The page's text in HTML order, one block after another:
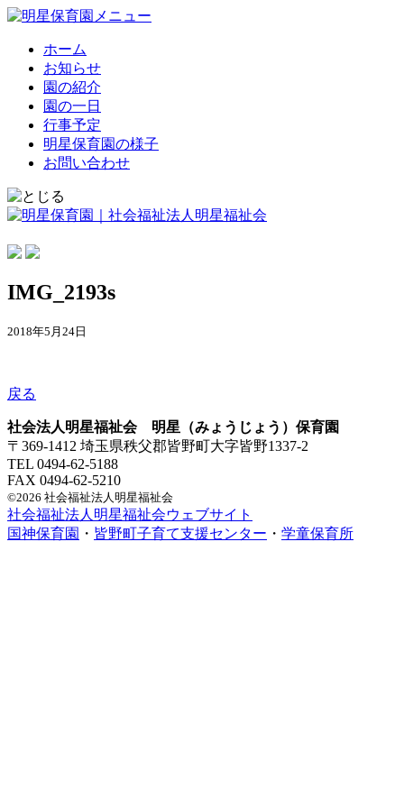
ホーム
お知らせ
園の紹介
園の一日
行事予定
明星保育園の様子
お問い合わせ
IMG_2193s
2018年5月24日
戻る
社会法人明星福祉会 明星（みょうじょう）保育園
〒369-1412 埼玉県秩父郡皆野町大字皆野1337-2
TEL 0494-62-5188
FAX 0494-62-5210
©2026 社会福祉法人明星福祉会
社会福祉法人明星福祉会ウェブサイト
国神保育園 ・ 皆野町子育て支援センター ・ 学童保育所